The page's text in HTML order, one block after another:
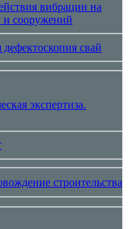
вибрации на
и сооружений
свай
экспертиза.
строительства